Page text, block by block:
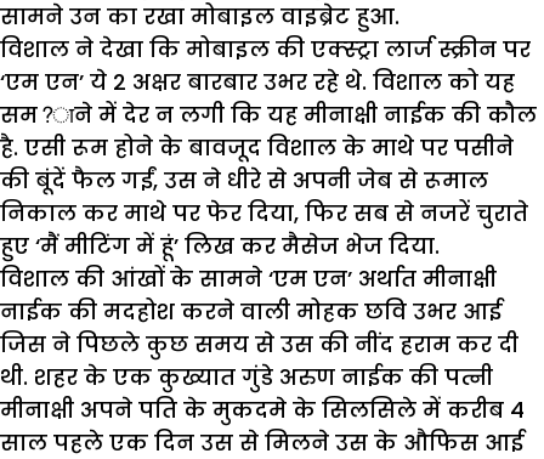
सामने उन का रखा मोबाइल वाइब्रेट हुआ.
विशाल ने देखा कि मोबाइल की एक्स्ट्रा लार्ज स्क्रीन पर
‘एम एन’ ये 2 अक्षर बारबार उभर रहे थे. विशाल को यह
सम?ाने में देर न लगी कि यह मीनाक्षी नाईक की कौल
है. एसी रूम होने के बावजूद विशाल के माथे पर पसीने
की बूंदें फैल गईं, उस ने धीरे से अपनी जेब से रूमाल
निकाल कर माथे पर फेर दिया, फिर सब से नजरें चुराते
हुए ‘मैं मीटिंग में हूं’ लिख कर मैसेज भेज दिया.
विशाल की आंखों के सामने ‘एम एन’ अर्थात मीनाक्षी
नाईक की मदहोश करने वाली मोहक छवि उभर आई
जिस ने पिछले कुछ समय से उस की नींद हराम कर दी
थी. शहर के एक कुख्यात गुंडे अरुण नाईक की पत्नी
मीनाक्षी अपने पति के मुकदमे के सिलसिले में करीब 4
साल पहले एक दिन उस से मिलने उस के औफिस आई